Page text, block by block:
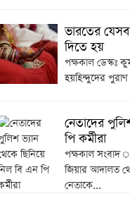
ভারতের যেসব
দিতে হয়
পক্ষকাল ডেস্কঃ
হয়হিন্দুদের
নেতাদের
পি কর্মীরা
পক্ষকাল সংবাদ
জিয়ার আদালত
নেতাকে...